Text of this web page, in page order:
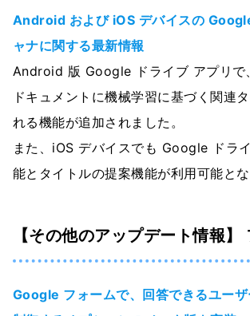
Android および iOS デバイスの
ャナに関する最新情報
Android 版 Google ドライブ アプリで
ドキュメントに機械学習に基づく関連
れる機能が追加されました。
また、iOS デバイスでも Google ドラ
能とタイトルの提案機能が利用可能とな
【その他のアップデート情報】
Google フォームで、回答できるユーザ